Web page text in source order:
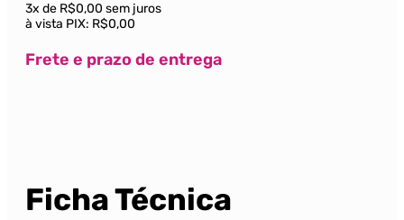
3x de R$0,00 sem juros
à vista PIX: R$0,00
Frete e prazo de entrega
Ficha Técnica